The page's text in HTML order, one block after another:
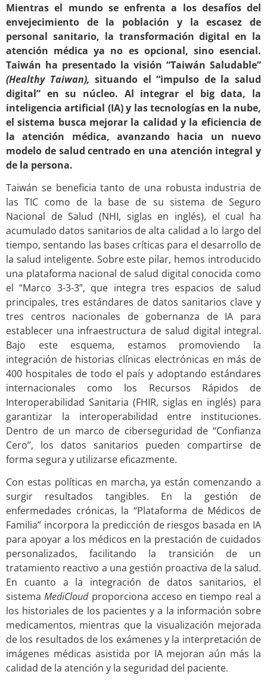
Mientras el mundo se enfrenta a los desafíos del
envejecimiento de la población y la escasez de
personal sanitario, la transformación digital en la
atención médica ya no es opcional, sino esencial.
Taiwán ha presentado la visión “Taiwán Saludable”
(Healthy Taiwan),situando el “impulso de la salud
digital” en su núcleo. Al integrar el big data, la
inteligencia artificial (IA) y las tecnologías en la nube,
el sistema busca mejorar la calidad y la eficiencia de
la atención médica, avanzando hacia un nuevo
modelo de salud centrado en una atención integral y
de la persona.
Taiwán se beneficia tanto de una robusta industria de
las TIC como de la base de su sistema de Seguro
Nacional de Salud (NHI, siglas en inglés), el cual ha
acumulado datos sanitarios de alta calidad a lo largo del
tiempo, sentando las bases críticas para el desarrollo de
la salud inteligente. Sobre este pilar, hemos introducido
una plataforma nacional de salud digital conocida como
el “Marco 3-3-3”, que integra tres espacios de salud
principales, tres estándares de datos sanitarios clave y
tres centros nacionales de gobernanza de IA para
establecer una infraestructura de salud digital integral.
Bajo este esquema, estamos promoviendo la
integración de historias clínicas electrónicas en más de
400 hospitales de todo el país y adoptando estándares
internacionales como los Recursos Rápidos de
Interoperabilidad Sanitaria (FHIR, siglas en inglés) para
garantizar la interoperabilidad entre instituciones.
Dentro de un marco de ciberseguridad de “Confianza
Cero”, los datos sanitarios pueden compartirse de
forma segura y utilizarse eficazmente.
Con estas políticas en marcha, ya están comenzando a
surgir resultados tangibles. En la gestión de
enfermedades crónicas, la “Plataforma de Médicos de
Familia” incorpora la predicción de riesgos basada en IA
para apoyar a los médicos en la prestación de cuidados
personalizados, facilitando la transición de un
tratamiento reactivo a una gestión proactiva de la salud.
En cuanto a la integración de datos sanitarios, el
sistemaMediCloudproporciona acceso en tiempo real a
los historiales de los pacientes y a la información sobre
medicamentos, mientras que la visualización mejorada
de los resultados de los exámenes y la interpretación de
imágenes médicas asistida por IA mejoran aún más la
calidad de la atención y la seguridad del paciente.